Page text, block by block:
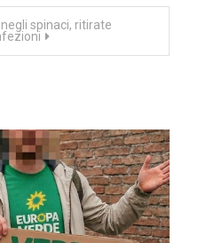
spinaci, ritirate